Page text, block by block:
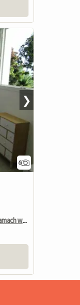
6
❯
Umeblowany pokój w domu z ogrodem w ramach współdzielonego mieszkania